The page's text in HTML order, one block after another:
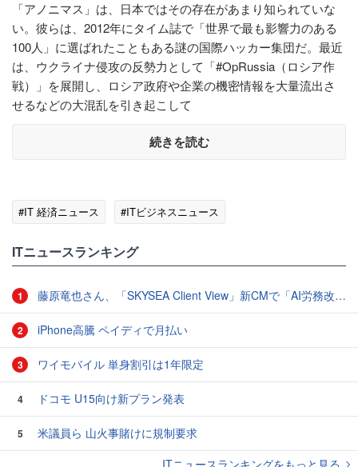
「アノニマス」は、日本ではその存在があまり知られていな
い。彼らは、2012年にタイム誌で「世界で最も影響力のある
100人」に選ばれたこともある謎の国際ハッカー集団だ。最近
は、ウクライナ侵攻の反勢力として「#OpRussia（ロシア作
戦）」を展開し、ロシア政府や企業の機密情報を大量流出さ
せるなどの大混乱を引き起こして
続きを読む
#IT 経済ニュース #ITビジネスニュース
ITニュースランキング
1 藤原竜也さん、「SKYSEA Client View」新CMで「AI労務改善」をアピール 働き方をAIが分析したら「すぐに休んで」と言われる？
2 iPhone高騰 ペイディで月払い
3 ワイモバイル 単身割引は1年限定
4 ドコモ U15向け新プラン発表
5
米議員ら 山火事賭けに規制要求
ITニュースランキングをもっと見る